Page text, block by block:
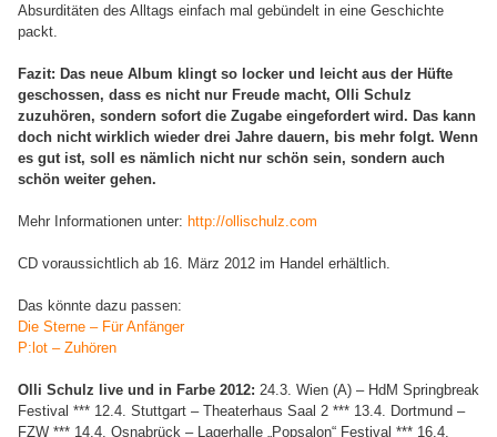
Absurditäten des Alltags einfach mal gebündelt in eine Geschichte
packt.
Fazit: Das neue Album klingt so locker und leicht aus der Hüfte
geschossen, dass es nicht nur Freude macht, Olli Schulz
zuzuhören, sondern sofort die Zugabe eingefordert wird. Das kann
doch nicht wirklich wieder drei Jahre dauern, bis mehr folgt. Wenn
es gut ist, soll es nämlich nicht nur schön sein, sondern auch
schön weiter gehen.
Mehr Informationen unter: http://ollischulz.com
CD voraussichtlich ab 16. März 2012 im Handel erhältlich.
Das könnte dazu passen:
Die Sterne – Für Anfänger
P:lot – Zuhören
Olli Schulz live und in Farbe 2012: 24.3. Wien (A) – HdM Springbreak
Festival *** 12.4. Stuttgart – Theaterhaus Saal 2 *** 13.4. Dortmund –
FZW *** 14.4. Osnabrück – Lagerhalle „Popsalon“ Festival *** 16.4.